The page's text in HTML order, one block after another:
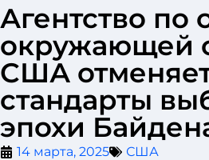
Агентство по
окружающей
США
стандарты
эпохи
14 марта, 2025 США